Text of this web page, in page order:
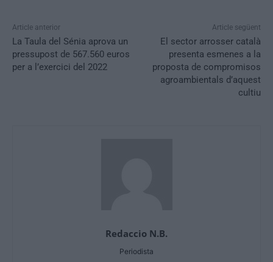
Article anterior
La Taula del Sénia aprova un
pressupost de 567.560 euros
per a l’exercici del 2022
Article següent
El sector arrosser català
presenta esmenes a la
proposta de compromisos
agroambientals d’aquest
cultiu
Redaccio N.B.
Periodista